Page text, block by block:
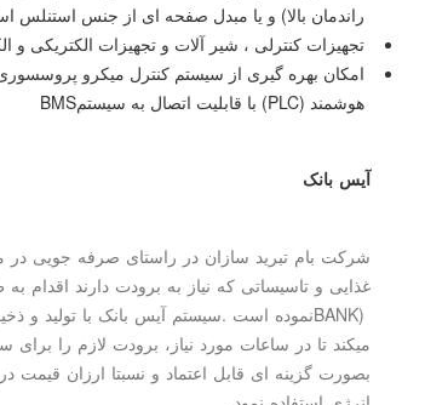
راندمان بالا) و یا مبدل صفحه ای از جنس استنلس
تجهیزات کنترلی ، شیر آلات و تجهیزات الکتریکی و
امکان بهره گیری از سیستم کنترل میکرو
هوشمند (PLC) با قابلیت اتصال به سیستمBMS
آیس بانک
شرکت بام تبرید سازان در راستای صرفه جویی در
غذایی و تاسیساتی که نیاز به برودت دارند
BANK)نموده است .سیستم آیس بانک با تولید و
میکند تا در ساعات مورد نیاز، برودت لازم را برای
بصورت گزینه ای قابل اعتماد و نسبتا ارزان